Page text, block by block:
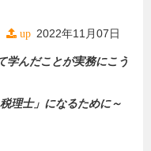
up 2022年11月07日
学んだことが実務にこう
理士」になるために～